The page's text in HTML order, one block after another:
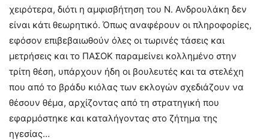
χειρότερα, διότι η αμφισβήτηση του Ν. Ανδρουλάκη δεν
είναι κάτι θεωρητικό. Όπως αναφέρουν οι πληροφορίες,
εφόσον επιβεβαιωθούν όλες οι τωρινές τάσεις και
μετρήσεις και το ΠΑΣΟΚ παραμείνει κολλημένο στην
τρίτη θέση, υπάρχουν ήδη οι βουλευτές και τα στελέχη
που από το βράδυ κιόλας των εκλογών σχεδιάζουν να
θέσουν θέμα, αρχίζοντας από τη στρατηγική που
εφαρμόστηκε και καταλήγοντας στο ζήτημα της
ηγεσίας…